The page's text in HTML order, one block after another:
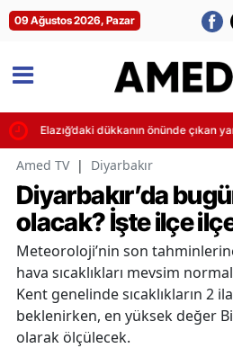
09 Ağustos 2026, Pazar
Elazığ’daki dükkanın önünde çıkan
Amed TV | Diyarbakır
Diyarbakır’da
olacak? İşte ilçe
Meteoroloji’nin son
hava sıcaklıkları mevsim
Kent genelinde sıcaklıkların 2
beklenirken, en yüksek değer
olarak ölçülecek.